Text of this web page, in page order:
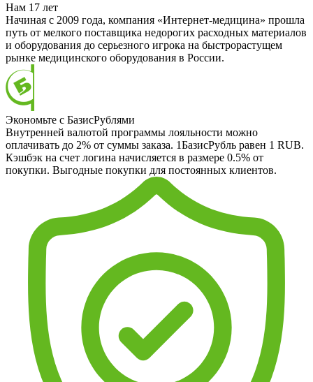
Нам 17 лет
Начиная с 2009 года, компания «Интернет-медицина» прошла
путь от мелкого поставщика недорогих расходных материалов
и оборудования до серьезного игрока на быстрорастущем
рынке медицинского оборудования в России.
Экономьте с БазисРублями
Внутренней валютой программы лояльности можно
оплачивать до 2% от суммы заказа. 1БазисРубль равен 1 RUB.
Кэшбэк на счет логина начисляется в размере 0.5% от
покупки. Выгодные покупки для постоянных клиентов.